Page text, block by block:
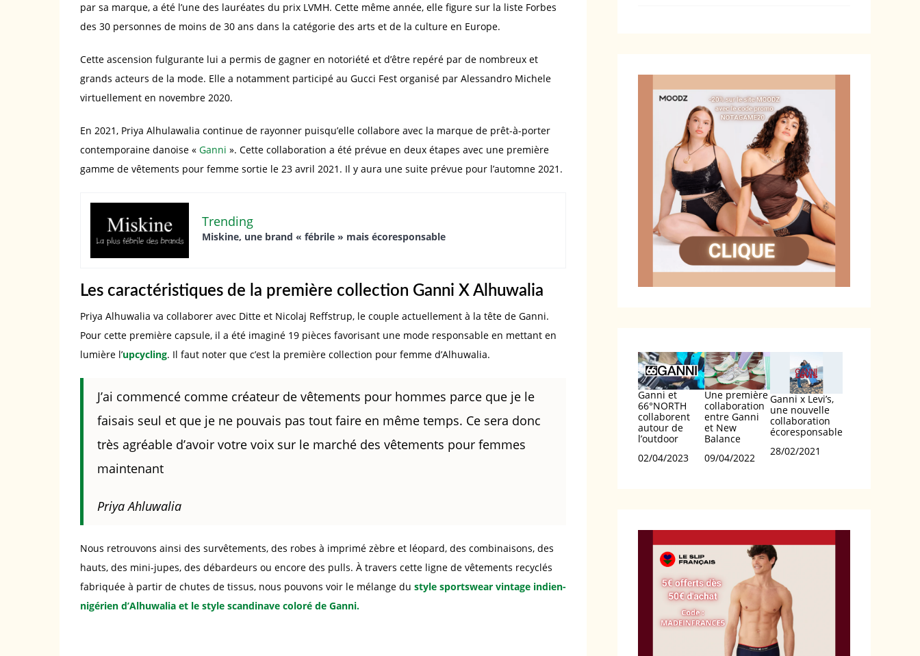
par sa marque, a été l’une des lauréates du prix LVMH. Cette même année, elle figure sur la liste Forbes
des 30 personnes de moins de 30 ans dans la catégorie des arts et de la culture en Europe.
Cette ascension fulgurante lui a permis de gagner en notoriété et d’être repéré par de nombreux et
grands acteurs de la mode. Elle a notamment participé au Gucci Fest organisé par Alessandro Michele
virtuellement en novembre 2020.
En 2021, Priya Alhulawalia continue de rayonner puisqu’elle collabore avec la marque de prêt-à-porter
contemporaine danoise « Ganni ». Cette collaboration a été prévue en deux étapes avec une première
gamme de vêtements pour femme sortie le 23 avril 2021. Il y aura une suite prévue pour l’automne 2021.
Trending
Miskine, une brand « fébrile » mais écoresponsable
Les caractéristiques de la première collection Ganni X Alhuwalia
Priya Alhuwalia va collaborer avec Ditte et Nicolaj Reffstrup, le couple actuellement à la tête de Ganni.
Pour cette première capsule, il a été imaginé 19 pièces favorisant une mode responsable en mettant en
lumière l’upcycling. Il faut noter que c’est la première collection pour femme d’Alhuwalia.
J’ai commencé comme créateur de vêtements pour hommes parce que je le
faisais seul et que je ne pouvais pas tout faire en même temps. Ce sera donc
très agréable d’avoir votre voix sur le marché des vêtements pour femmes
maintenant
Priya Ahluwalia
Nous retrouvons ainsi des survêtements, des robes à imprimé zèbre et léopard, des combinaisons, des
hauts, des mini-jupes, des débardeurs ou encore des pulls. À travers cette ligne de vêtements recyclés
fabriquée à partir de chutes de tissus, nous pouvons voir le mélange du style sportswear vintage indien-
nigérien d’Alhuwalia et le style scandinave coloré de Ganni.
Ganni et
66°NORTH
collaborent
autour de
l’outdoor
Date
02/04/2023
Une première
collaboration
entre Ganni
et New
Balance
Date
09/04/2022
Ganni x Levi’s,
une nouvelle
collaboration
écoresponsable
Date
28/02/2021